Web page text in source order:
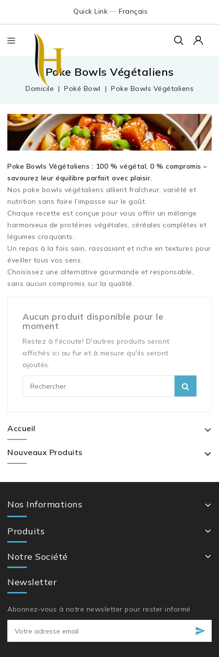
Français
Quick Link
Poke Bowls Végétaliens
Domicile Poké Bowl Poke Bowls Végétaliens
Poke Bowls Végétaliens : 100 % végétal, 0 % compromis –
savourez leur équilibre parfait avec plaisir.
Nos poke bowls végétaliens allient fraîcheur, variété et
nutrition sans faire l’impasse sur le goût.
Chaque recette est conçue pour vous offrir un mélange
harmonieux de protéines végétales, céréales complètes et
légumes croquants.
Un repas à la fois sain, rassasiant et riche en textures pour
éveiller tous vos sens.
Choisissez une alternative gourmande et responsable,
sans aucun compromis sur la qualité.
Aucun produit disponible pour le
moment
Restez à l'écoute! D'autres produits seront
affichés ici au fur et à mesure qu'ils seront
ajoutés.
Accueil
Nouveaux Produits
Nos Informations
Produits
Notre Société
Newsletter
Abonnez-vous à notre newsletter pour rester informé